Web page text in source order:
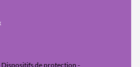
de protection -